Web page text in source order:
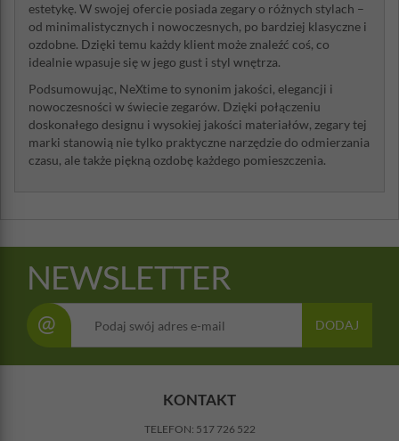
estetykę. W swojej ofercie posiada zegary o różnych stylach –
od minimalistycznych i nowoczesnych, po bardziej klasyczne i
ozdobne. Dzięki temu każdy klient może znaleźć coś, co
idealnie wpasuje się w jego gust i styl wnętrza.
Podsumowując, NeXtime to synonim jakości, elegancji i
nowoczesności w świecie zegarów. Dzięki połączeniu
doskonałego designu i wysokiej jakości materiałów, zegary tej
marki stanowią nie tylko praktyczne narzędzie do odmierzania
czasu, ale także piękną ozdobę każdego pomieszczenia.
NEWSLETTER
@ DODAJ
KONTAKT
TELEFON: 517 726 522